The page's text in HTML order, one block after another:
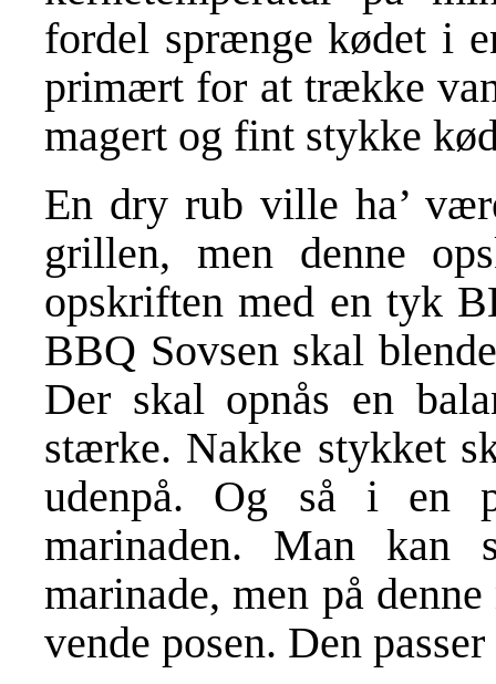
fordel sprænge kødet i
primært for at trække
magert og fint stykke
En dry rub ville ha’
grillen, men denne
opskriften med en tyk
BBQ Sovsen skal
Der skal opnås en
stærke. Nakke stykket
udenpå. Og så i en
marinaden. Man kan
marinade, men på
vende posen. Den